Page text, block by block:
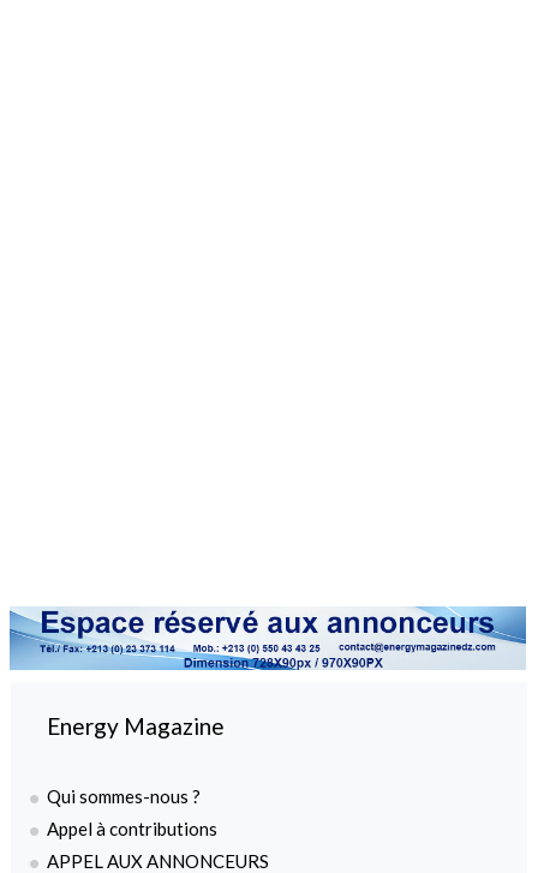
Energy Magazine
Qui sommes-nous ?
Appel à contributions
APPEL AUX ANNONCEURS